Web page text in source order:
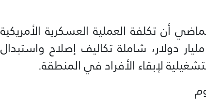
أن تكلفة العملية العسكرية الأمريكية
ضد إيران تقترب بالفعل من 29 مليار دولار، شاملة تكاليف إصلاح واستبدال
لإبقاء الأفراد في المنطقة.